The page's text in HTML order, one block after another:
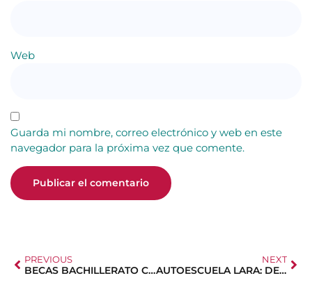
Web
Guarda mi nombre, correo electrónico y web en este
navegador para la próxima vez que comente.
PREVIOUS
BECAS BACHILLERATO CAM 2024-2025
NEXT
AUTOESCUELA LARA: DESCUENTOS PARA SOCIOS